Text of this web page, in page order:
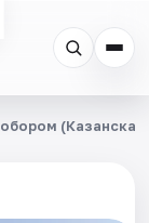
(Казанская